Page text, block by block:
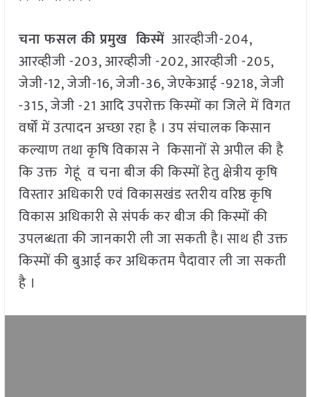
चना फसल की प्रमुख किस्मेंआरव्हीजी-204,
आरव्हीजी -203, आरव्हीजी -202, आरव्हीजी -205,
जेजी-12, जेजी-16, जेजी-36, जेएकेआई -9218, जेजी
-315, जेजी -21 आदि उपरोक्त किस्मों का जिले में विगत
वर्षों में उत्पादन अच्छा रहा है । उप संचालक किसान
कल्याण तथा कृषि विकास ने किसानों से अपील की है
कि उक्त गेहूं व चना बीज की किस्मों हेतु क्षेत्रीय कृषि
विस्तार अधिकारी एवं विकासखंड स्तरीय वरिष्ठ कृषि
विकास अधिकारी से संपर्क कर बीज की किस्मों की
उपलब्धता की जानकारी ली जा सकती है। साथ ही उक्त
किस्मों की बुआई कर अधिकतम पैदावार ली जा सकती
है ।